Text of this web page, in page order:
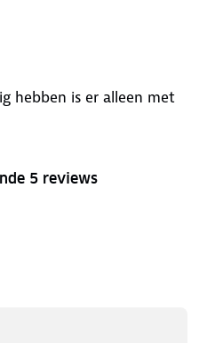
hebben is er alleen met
5 reviews